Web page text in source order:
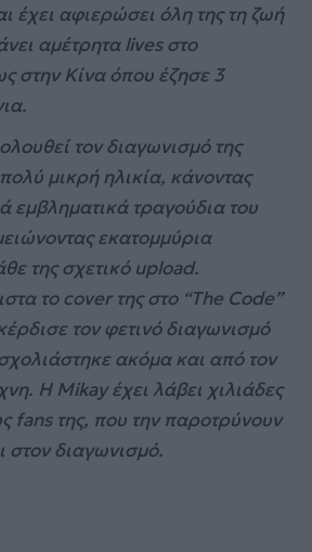
έχει αφιερώσει όλη της τη ζωή
αμέτρηταlivesστο
στην Κίνα όπου έζησε 3
τον διαγωνισμό της
μικρή ηλικία, κάνοντας
εμβληματικά τραγούδια του
εκατομμύρια
της σχετικό upload.
το coverτης στο “The Code”
τον φετινό διαγωνισμό
ακόμα και από τον
Η Mikayέχει λάβει χιλιάδες
fans της, που την παροτρύνουν
στον διαγωνισμό.